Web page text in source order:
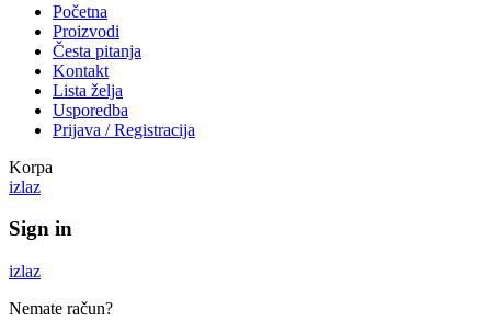
Početna
Proizvodi
Česta pitanja
Kontakt
Lista želja
Usporedba
Prijava / Registracija
Korpa
izlaz
Sign in
izlaz
Nemate račun?